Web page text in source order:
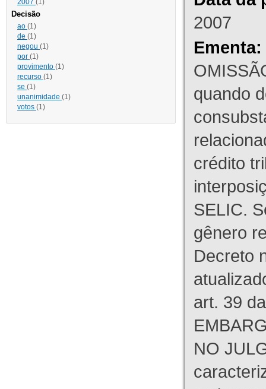
2007 (1)
Decisão
ao (1)
de (1)
negou (1)
por (1)
provimento (1)
recurso (1)
se (1)
unanimidade (1)
votos (1)
2007
Ementa:
quando
crédito
SELIC.
gênero
Decreto
art. 39
NO